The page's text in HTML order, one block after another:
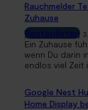
Rauchmelder
Zuhause
Bestenlisten
Ein Zuhause
wenn Du darin
endlos viel Zeit
Google Nest
Home Display